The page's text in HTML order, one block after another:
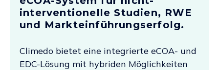
interventionelle Studien, RWE
und Markteinführungserfolg.
Climedo bietet eine integrierte eCOA- und
EDC-Lösung mit hybriden Möglichkeiten